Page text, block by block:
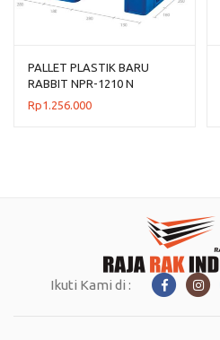
PALLET PLASTIK BARU
RABBIT NPR-1210 N
UKURAN 120x100x16 CM
Rp1.256.000
Ikuti Kami di :